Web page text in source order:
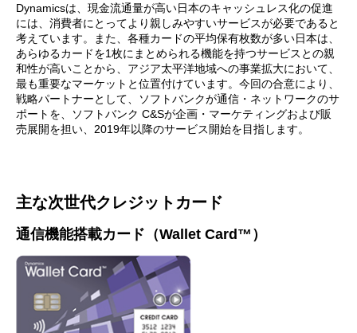
Dynamicsは、現金流通量が高い日本のキャッシュレス化の促進
には、消費者にとってより親しみやすいサービスが必要であると
考えています。また、各種カードの平均保有枚数が多い日本は、
あらゆるカードを1枚にまとめられる機能を持つサービスとの親
和性が高いことから、アジア太平洋地域への事業拡大において、
最も重要なマーケットと位置付けています。今回の合意により、
戦略パートナーとして、ソフトバンクが通信・ネットワークのサ
ポートを、ソフトバンク C&Sが企画・マーケティングおよび販
売展開を担い、2019年以降のサービス開始を目指します。
主な次世代クレジットカード
通信機能搭載カード（Wallet Card™）